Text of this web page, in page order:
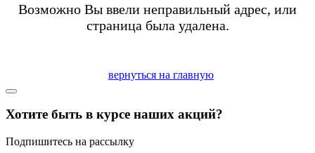
Возможно Вы ввели неправильный адрес, или
страница была удалена.
вернуться на главную
Хотите быть в курсе наших акций?
Подпишитесь на рассылку